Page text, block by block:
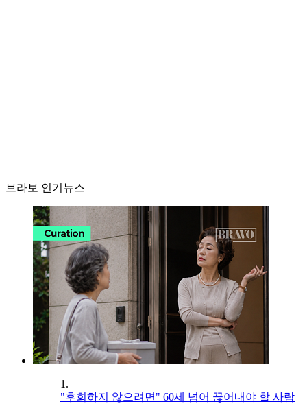
브라보 인기뉴스
1.
"후회하지 않으려면" 60세 넘어 끊어내야 할 사람